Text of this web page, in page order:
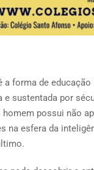
forma de
e sustentada por
homem possui não
na esfera da